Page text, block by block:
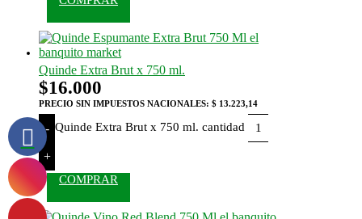
Quinde Extra Brut x 750 ml.
$16.000
PRECIO SIN IMPUESTOS NACIONALES: $ 13.223,14
- Quinde Extra Brut x 750 ml. cantidad
+
COMPRAR